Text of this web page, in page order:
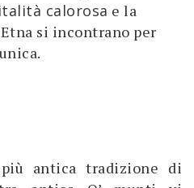
calorosa e la
si incontrano per
antica tradizione di